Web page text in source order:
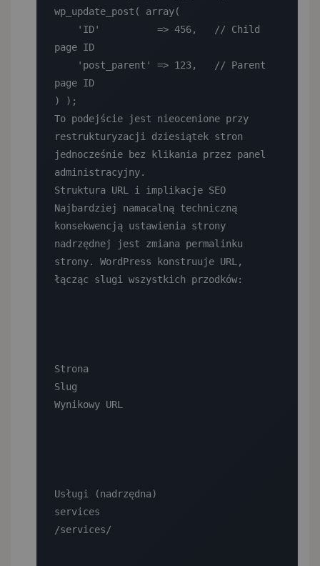
wp_update_post( array(
page ID
page ID
) );
To podejście jest nieocenione przy
restrukturyzacji dziesiątek stron
jednocześnie bez klikania przez panel
administracyjny.
Struktura URL i implikacje SEO
Najbardziej namacalną techniczną
konsekwencją ustawienia strony
nadrzędnej jest zmiana permalinku
strony. WordPress konstruuje URL,
łącząc slugi wszystkich przodków:
Strona
Slug
Wynikowy URL
Usługi (nadrzędna)
services
/services/